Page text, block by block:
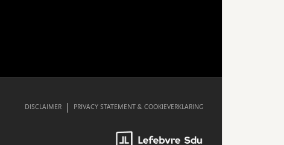
DISCLAIMER PRIVACY STATEMENT & COOKIEVERKLARING